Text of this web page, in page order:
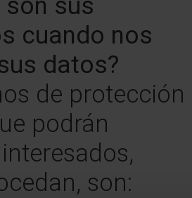
son sus
cuando nos
datos?
de protección
podrán
son: